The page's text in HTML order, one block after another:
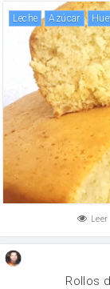
leche Azúcar
Leer
Rollos